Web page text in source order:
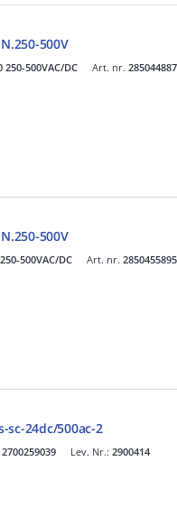
500V
Art. nr.
250-500VAC/DC
500V
Art. nr. 2850455895
500VAC/DC
sc-24dc/500ac-2
2700259039 Lev. Nr.: 2900414